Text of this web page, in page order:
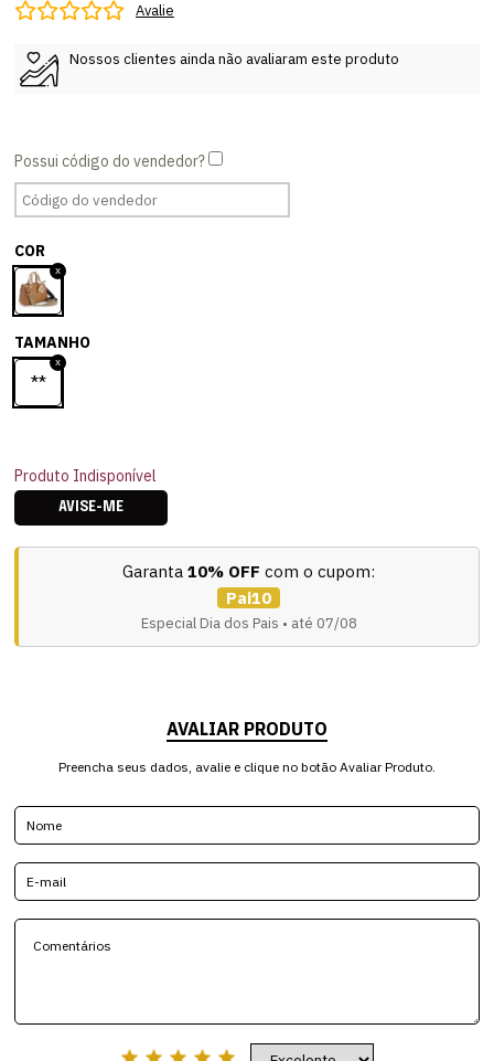
Avalie
Nossos clientes ainda não avaliaram este produto
COR
TAMANHO
**
Produto Indisponível
AVISE-ME
Garanta 10% OFF com o cupom:
Pai10
Especial Dia dos Pais • até 07/08
AVALIAR PRODUTO
Preencha seus dados, avalie e clique no botão Avaliar Produto.